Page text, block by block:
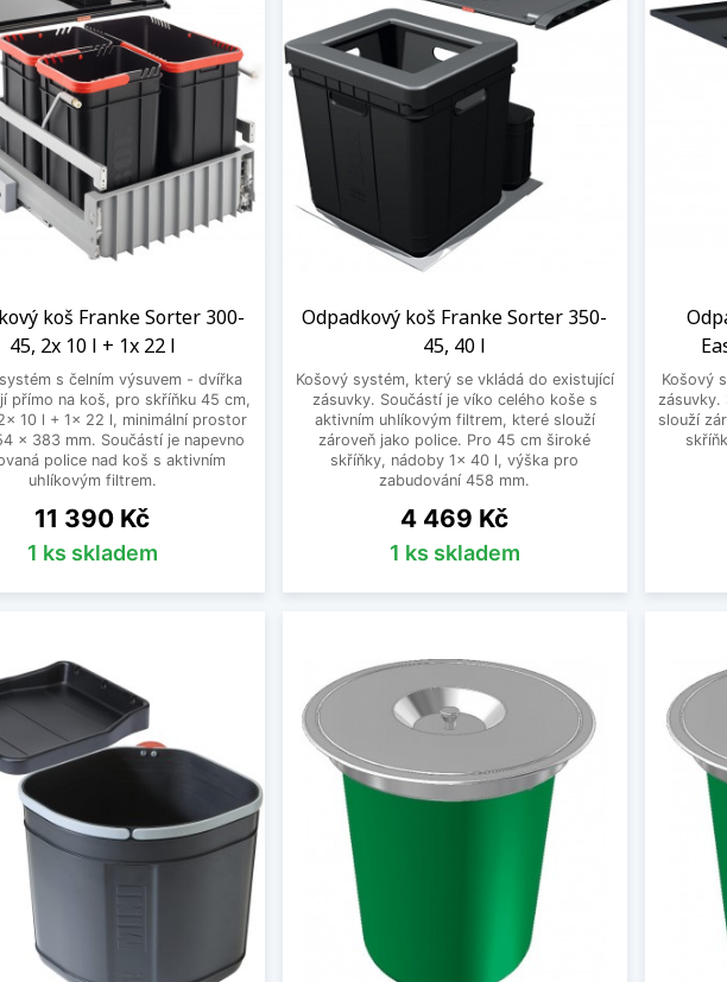
dodávané renomovanými firmami, opatřené tlumením.
pro každý typ kuchyně a odpadu
koše na odpadky obsahují množství užitečných konstrukčních prvků.
potřebou minimálního montážního prostoru. Sortery Franke Trolley Vario
opatřeny plnovýsuvem. Velmi praktické jsou robustní koše se systémem pro
z recyklovaného materiálu, který omezuje růst bakterií, opatřené
pohodlně zabudovat do zásuvky.
příslušenství
s odpadem. U veškerého příslušenství naleznete informace se kterými koši
uhlíkové filtry, které je možné opakovaně prát
těsnění, tělesa, koše a víka
šlapky, dorazy a brzdy
koše
pro vaši spokojenost
Trendo vám nabízí množství kvalitních odpadkových košů Franke,
v kuchyni každý den, nebo vaříte jen příležitostně, klasický nebo šuplíkový
méně
koš Franke Sorter 300-
45, 2x 10 l + 1x 22 l
s čelním výsuvem - dvířka
přímo na koš, pro skříňku 45 cm,
10 l + 1x 22 l, minimální prostor
x 383 mm. Součástí je napevno
police nad koš s aktivním
uhlíkovým filtrem.
Cena
11 390 Kč
1 ks skladem
Odpadkový koš Franke Sorter 350-
45, 40 l
Košový systém, který se vkládá do existující
zásuvky. Součástí je víko celého koše s
aktivním uhlíkovým filtrem, které slouží
zároveň jako police. Pro 45 cm široké
skříňky, nádoby 1x 40 l, výška pro
zabudování 458 mm.
Cena
4 469 Kč
1 ks skladem
Košový
zásuvky.
slouží